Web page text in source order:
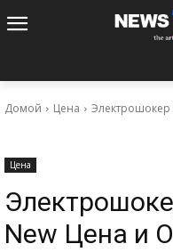
Домой Цена Электрошокер
Цена
New Цена и